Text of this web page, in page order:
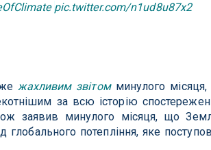
pic.twitter.com/n1ud8u87x2
жежахливим звітомминулого місяця,
за всю історію
заявив минулого місяця, що
глобального потепління, яке